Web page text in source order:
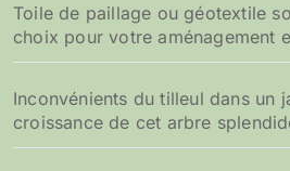
Toile de paillage ou géotextile
choix pour votre aménagement
Inconvénients du tilleul dans un
croissance de cet arbre